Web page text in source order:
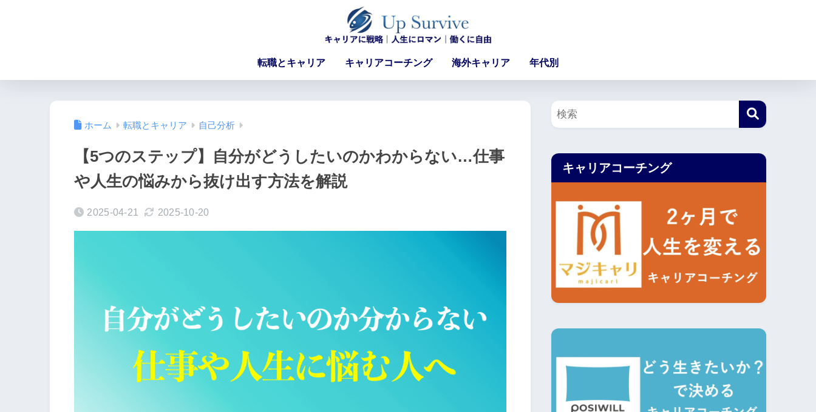
転職とキャリア キャリアコーチング 海外キャリア 年代別
ホーム 転職とキャリア 自己分析
【5つのステップ】自分がどうしたいのかわからない…仕事
や人生の悩みから抜け出す方法を解説
2025-04-21 2025-10-20
キャリアコーチング